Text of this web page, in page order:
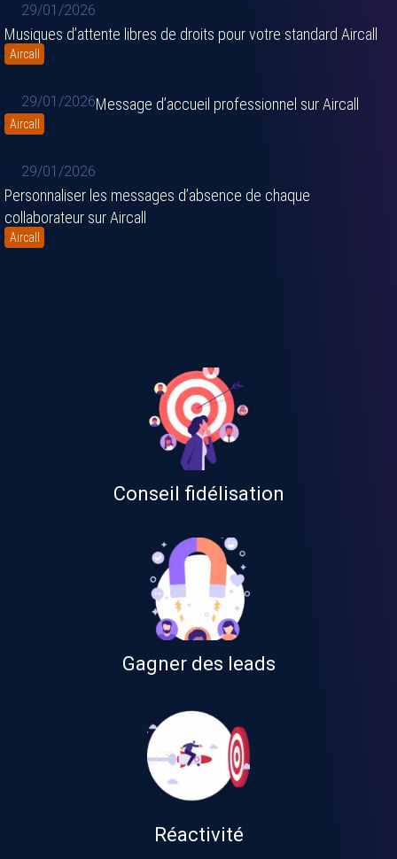
29/01/2026
Musiques d’attente libres de droits pour votre standard Aircall
Aircall
29/01/2026Message d’accueil professionnel sur Aircall
Aircall
29/01/2026
Personnaliser les messages d’absence de chaque
collaborateur sur Aircall
Aircall
Conseil fidélisation
Gagner des leads
Réactivité